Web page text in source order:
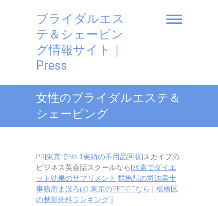
ブライダルエス
テ＆シェービン
グ情報サイト｜
Press
女性のブライダルエステ＆
シェービング
PR|東京でNo.1実績の不用品回収|スカイプの
ビジネス英会話スクールなら|水素でダイエ
ット効果のサプリメント |群馬県の司法書士
事務所まほろば| 東京のPET-CTなら ❘ 板橋区
の整形外科ランキング ❘